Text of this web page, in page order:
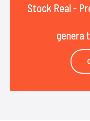
Stock Real -
genera